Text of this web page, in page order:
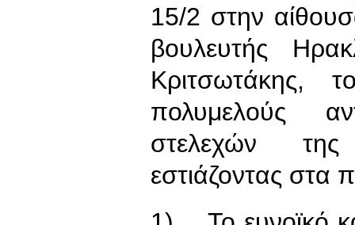
15/2 στην
βουλευτής
Κριτσωτάκης,
πολυμελούς
στελεχών της
εστιάζοντας στα